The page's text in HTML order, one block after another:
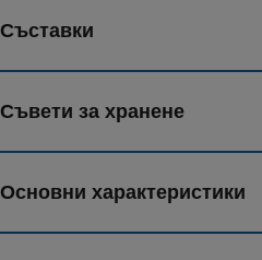
Съставки
Съвети за хранене
Основни характеристики